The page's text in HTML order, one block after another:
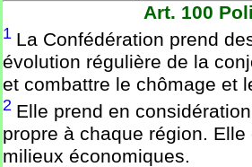
Art. 100
1 La Confédération prend
évolution régulière de la
et combattre le chômage et
2 Elle prend en
propre à chaque région.
milieux économiques.